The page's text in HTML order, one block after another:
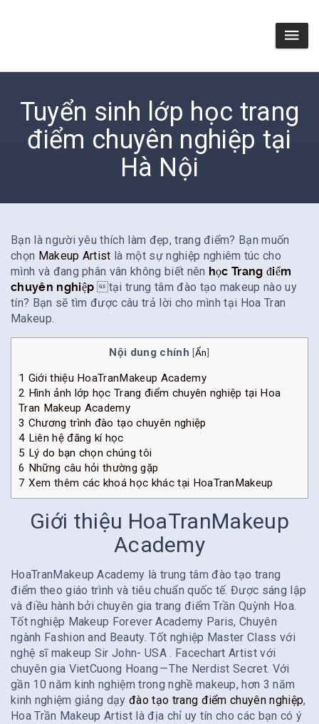
Tuyển sinh lớp học trang
điểm chuyên nghiệp tại
Hà Nội
Bạn là người yêu thích làm đẹp, trang điểm? Bạn muốn
chọn Makeup Artist là một sự nghiệp nghiêm túc cho
mình và đang phân vân không biết nên học Trang điểm
chuyên nghiệp tại trung tâm đào tạo makeup nào uy
tín? Bạn sẽ tìm được câu trả lời cho mình tại Hoa Tran
Makeup.
Nội dung chính [Ẩn]
1 Giới thiệu HoaTranMakeup Academy
2 Hình ảnh lớp học Trang điểm chuyên nghiệp tại Hoa
Tran Makeup Academy
3 Chương trình đào tạo chuyên nghiệp
4 Liên hệ đăng kí học
5 Lý do bạn chọn chúng tôi
6 Những câu hỏi thường gặp
7 Xem thêm các khoá học khác tại HoaTranMakeup
Giới thiệu HoaTranMakeup
Academy
HoaTranMakeup Academy là trung tâm đào tạo trang
điểm theo giáo trình và tiêu chuẩn quốc tế. Được sáng lập
và điều hành bởi chuyên gia trang điểm Trần Quỳnh Hoa.
Tốt nghiệp Makeup Forever Academy Paris, Chuyên
ngành Fashion and Beauty. Tốt nghiệp Master Class với
nghệ sĩ makeup Sir John- USA . Facechart Artist với
chuyên gia VietCuong Hoang — The Nerdist Secret. Với
gần 10 năm kinh nghiệm trong nghề makeup, hơn 3 năm
kinh nghiệm giảng dạyđào tạo trang điểm chuyên nghiệp,
Hoa Trần Makeup Artist là địa chỉ uy tín cho các bạn có ý